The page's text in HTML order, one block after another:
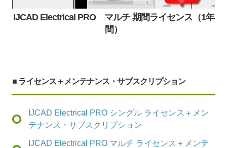
IJCAD Electrical PRO マルチ 期間ライセンス（1年
間）
■ ライセンス＋メンテナンス・サブスクリプション
IJCAD Electrical PRO シングル ライセンス＋メン
テナンス・サブスクリプション
IJCAD Electrical PRO マルチ ライセンス＋メンテ